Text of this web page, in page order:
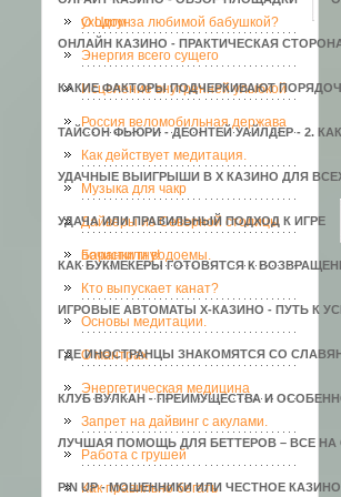
ОНЛАЙН КАЗИНО - ПРАКТИЧЕСКАЯ
КАКИЕ ФАКТОРЫ ПОДЧЕРКИВАЮТ
ТАЙСОН ФЬЮРИ - ДЕОНТЕЙ УАЙЛДЕР - 2.
УДАЧНЫЕ ВЫИГРЫШИ В X КАЗИНО ДЛЯ
УДАЧА ИЛИ ПРАВИЛЬНЫЙ ПОДХОД К ИГРЕ
КАК БУКМЕКЕРЫ ГОТОВЯТСЯ К
ИГРОВЫЕ АВТОМАТЫ Х-КАЗИНО - ПУТЬ К
ГДЕ ИНОСТРАНЦЫ ЗНАКОМЯТСЯ СО
КЛУБ ВУЛКАН - ПРЕИМУЩЕСТВА И
ЛУЧШАЯ ПОМОЩЬ ДЛЯ БЕТТЕРОВ – ВСЕ НА
PIN UP - МОШЕННИКИ ИЛИ ЧЕСТНОЕ
уходом за любимой бабушкой?
О Цигун
Энергия всего сущего
Исцеление внутренней улыбкой
Россия веломобильная держава
Как действует медитация.
Музыка для чакр
Дайверы из Северной столицы
почистили водоемы.
Баранки гну!
Кто выпускает канат?
Основы медитации.
О мантрах
Энергетическая медицина
Запрет на дайвинг с акулами.
Работа с грушей
Как правильно бегать